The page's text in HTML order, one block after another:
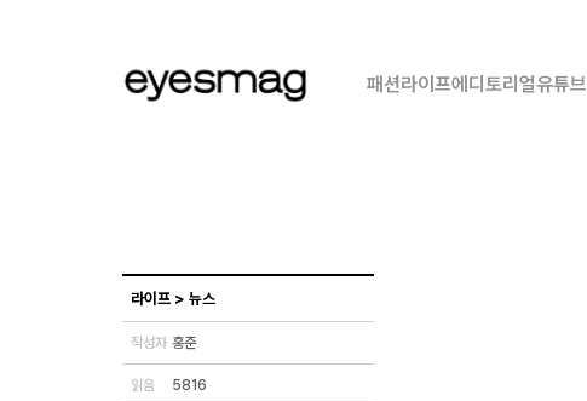
패션라이프에디토리얼유튜브
라이프 > 뉴스
작성자 홍준
읽음 5816